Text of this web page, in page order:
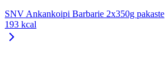
SNV Ankankoipi Barbarie 2x350g pakaste
193 kcal